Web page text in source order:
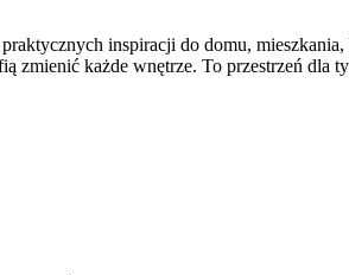
inspiracji do domu,
każde wnętrze. To przestrzeń dla